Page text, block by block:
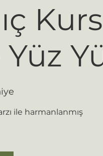
ile harmanlanmış